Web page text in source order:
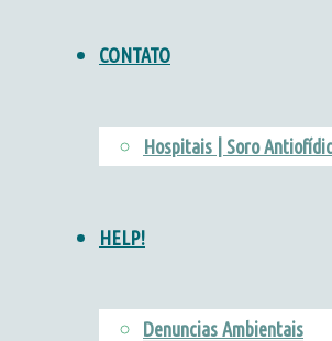
CONTATO
Hospitais | Soro
HELP!
Denuncias Ambientais